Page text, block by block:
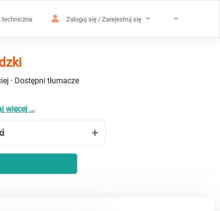
techniczna Zaloguj się / Zarejestruj się
· Dostępni tłumacze
więcej ...